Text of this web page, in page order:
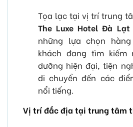
Tọa lạc tại vị trí trung
The Luxe Hotel Đà Lạt
những lựa chọn
khách đang tìm kiếm
dưỡng hiện đại, tiện
di chuyển đến các
nổi tiếng.
Vị trí đắc địa tại trung tâm